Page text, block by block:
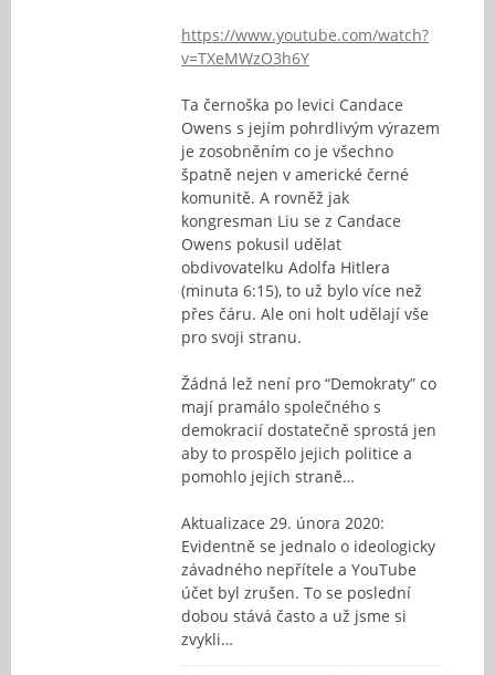
https://www.youtube.com/watch?
v=TXeMWzO3h6Y
Ta černoška po levici Candace
Owens s jejím pohrdlivým výrazem
je zosobněním co je všechno
špatně nejen v americké černé
komunitě. A rovněž jak
kongresman Liu se z Candace
Owens pokusil udělat
obdivovatelku Adolfa Hitlera
(minuta 6:15), to už bylo více než
přes čáru. Ale oni holt udělají vše
pro svoji stranu.
Žádná lež není pro “Demokraty” co
mají pramálo společného s
demokracií dostatečně sprostá jen
aby to prospělo jejich politice a
pomohlo jejich straně…
Aktualizace 29. února 2020:
Evidentně se jednalo o ideologicky
závadného nepřítele a YouTube
účet byl zrušen. To se poslední
dobou stává často a už jsme si
zvykli…